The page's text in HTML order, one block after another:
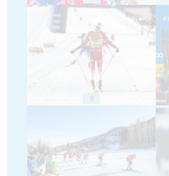
9